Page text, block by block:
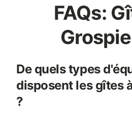
FAQs:
De quels types
disposent les gîtes
?